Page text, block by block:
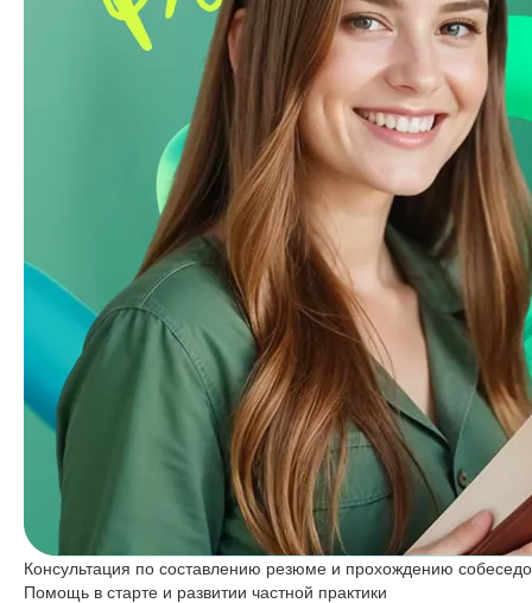
Консультация по составлению резюме и прохождению
Помощь в старте и развитии частной практики